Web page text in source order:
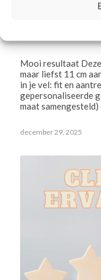
Vrouw, 68
ons gezond
Mooi resultaat
maar liefst 11 cm
in je vel: fit en
gepersonaliseerde
maat samengesteld)
december 29, 2025